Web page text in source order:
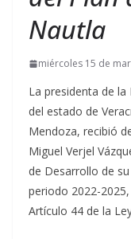
Nautla
miércoles 15 de
La presidenta de la
del estado de
Mendoza, recibió
Miguel Verjel
de Desarrollo de
periodo 2022-
Artículo 44 de la